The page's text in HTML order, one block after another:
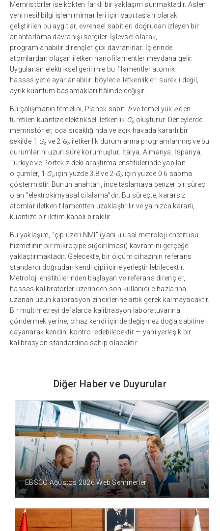
Memristörler ise kökten farklı bir yaklaşım sunmaktadır. Aslen
yeni nesil bilgi işlem mimarileri için yapı taşları olarak
geliştirilen bu aygıtlar, evrensel sabitleri doğrudan izleyen bir
anahtarlama davranışı sergiler. İşlevsel olarak,
programlanabilir dirençler gibi davranırlar. İçlerinde
atomlardan oluşan iletken nanofilamentler meydana gelir.
Uygulanan elektriksel gerilimle bu filamentler atomik
hassasiyetle ayarlanabilir; böylece iletkenlikleri sürekli değil,
ayrık kuantum basamakları hâlinde değişir.
Bu çalışmanın temelini, Planck sabiti hve temel yük e’den
türetilen kuantize elektriksel iletkenlik G₀ oluşturur. Deneylerde
memristörler, oda sıcaklığında ve açık havada kararlı bir
şekilde 1·G₀ ve 2·G₀ iletkenlik durumlarına programlanmış ve bu
durumlarını uzun süre korumuştur. İtalya, Almanya, İspanya,
Türkiye ve Portekiz’deki araştırma enstitülerinde yapılan
ölçümler, 1·G₀için yüzde 3.8 ve 2·G₀ için yüzde 0.6 sapma
göstermiştir. Bunun anahtarı, ince taşlamaya benzer bir süreç
olan “elektrokimyasal cilalama”dır. Bu süreçte, kararsız
atomlar iletken filamentten uzaklaştırılır ve yalnızca kararlı,
kuantize bir iletim kanalı bırakılır.
Bu yaklaşım, “çip üzeri NMI” (yani ulusal metroloji enstitüsü
hizmetinin bir mikroçipe sığdırılması) kavramını gerçeğe
yaklaştırmaktadır. Gelecekte, bir ölçüm cihazının referans
standardı doğrudan kendi çipi içine yerleştirilebilecektir.
Metroloji enstitülerinden başlayan ve referans dirençler,
hassas kalibratörler üzerinden son kullanıcı cihazlarına
uzanan uzun kalibrasyon zincirlerine artık gerek kalmayacaktır.
Bir multimetreyi defalarca kalibrasyon laboratuvarına
göndermek yerine, cihaz kendi içinde değişmez doğa sabitine
dayanarak kendini kontrol edebilecektir — yani yerleşik bir
kalibrasyon standardına sahip olacaktır.
Diğer Haber ve Duyurular
11 SAAT ÖNCE
EBSCO Ağustos 2026 Web Seminerleri